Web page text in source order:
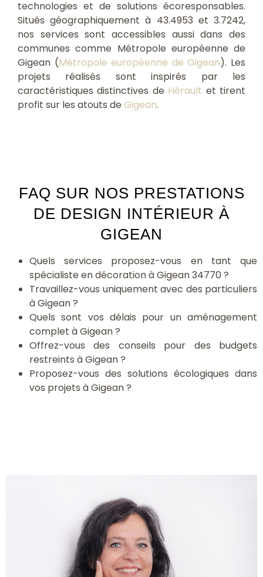
technologies et de solutions écoresponsables.
Situés géographiquement à 43.4953 et 3.7242,
nos services sont accessibles aussi dans des
communes comme Métropole européenne de
Gigean (Métropole européenne de Gigean). Les
projets réalisés sont inspirés par les
caractéristiques distinctives de Hérault et tirent
profit sur les atouts deGigean.
FAQ SUR NOS PRESTATIONS
DE DESIGN INTÉRIEUR À
GIGEAN
Quels services proposez-vous en tant que
spécialiste en décoration à Gigean 34770 ?
Travaillez-vous uniquement avec des particuliers
à Gigean ?
Quels sont vos délais pour un aménagement
complet à Gigean ?
Offrez-vous des conseils pour des budgets
restreints à Gigean ?
Proposez-vous des solutions écologiques dans
vos projets à Gigean ?